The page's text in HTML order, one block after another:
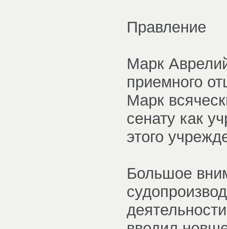
Правление
Марк
приемного
Марк
сенату как
этого
Большое